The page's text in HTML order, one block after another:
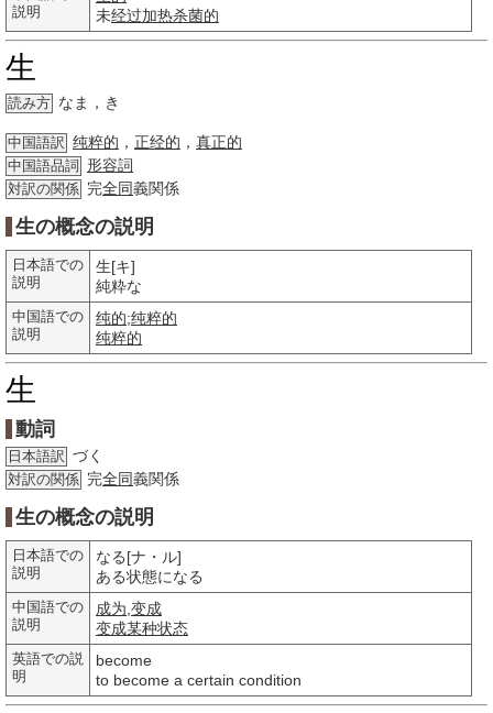
説明
未经过加热杀菌的
生
読み方 なま，き
中国語訳 纯粹的 ， 正经的 ， 真正的
中国語品詞 形容詞
対訳の関係 完全同義関係
生の概念の説明
日本語での
説明
生[キ]
純粋な
中国語での
説明
纯的;纯粹的
纯粹的
生
動詞
日本語訳 づく
対訳の関係 完全同義関係
生の概念の説明
日本語での
説明
なる[ナ・ル]
ある状態になる
中国語での
説明
成为 变成
变成某种状态
英語での説
明
become
to become a certain condition